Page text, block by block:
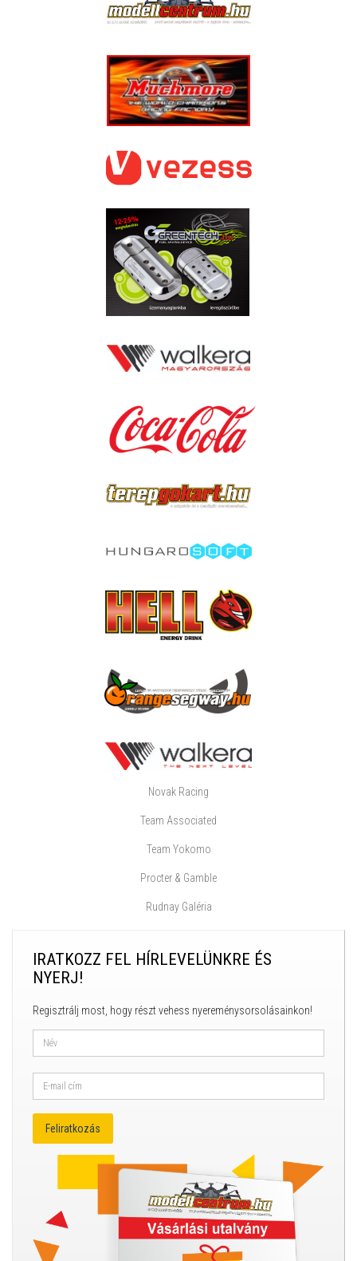
Novak Racing
Team Associated
Team Yokomo
Procter & Gamble
Rudnay Galéria
IRATKOZZ FEL HÍRLEVELÜNKRE ÉS
NYERJ!
Regisztrálj most, hogy részt vehess nyereménysorsolásainkon!